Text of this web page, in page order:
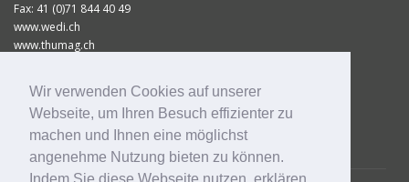
Wir verwenden Cookies auf unserer
Webseite, um Ihren Besuch effizienter zu
machen und Ihnen eine möglichst
angenehme Nutzung bieten zu können.
Fax: 41 (0)71 844 40 49
www.wedi.ch
www.thumag.ch
Impressum
Datenschutz
Preisliste 2026